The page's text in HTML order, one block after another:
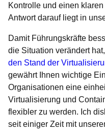
Kontrolle und einen
Antwort darauf liegt in
Damit Führungskräfte
die Situation verändert
den Stand der
gewährt Ihnen wichtige
Organisationen eine
Virtualisierung und
flexibler zu werden. Ich
seit einiger Zeit mit